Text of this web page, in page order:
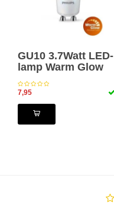
GU10 3.7Watt LED-
lamp Warm Glow
7,95